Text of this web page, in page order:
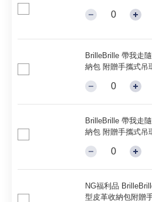
BrilleBrille 帶我走
納包 附贈手攜式吊
BrilleBrille 帶我走
納包 附贈手攜式吊
NG福利品
型皮革收納包附贈